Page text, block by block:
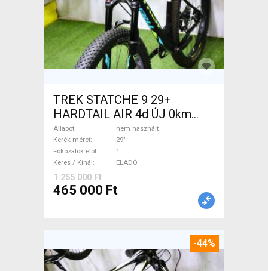
TREK STATCHE 9 29+
HARDTAIL AIR 4d ÚJ 0km
M/L Mountain Bike 29" elöl
teleszkópos nem használt
ELADÓ
Állapot
nem használt
Kerék méret
29"
Fokozatok elöl
1
Keres / Kínál
ELADÓ
1 255 000 Ft
465 000 Ft
-44%